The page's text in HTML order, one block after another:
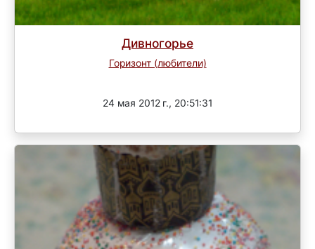
Дивногорье
Горизонт (любители)
24 мая 2012 г., 20:51:31